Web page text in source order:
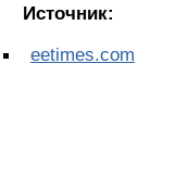
Источник:
eetimes.com